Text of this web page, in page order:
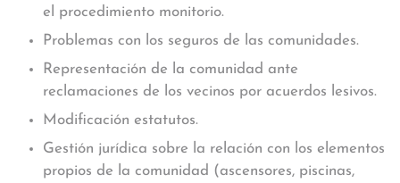
el procedimiento monitorio.
Problemas con los seguros de las comunidades.
Representación de la comunidad ante
reclamaciones de los vecinos por acuerdos lesivos.
Modificación estatutos.
Gestión jurídica sobre la relación con los elementos
propios de la comunidad (ascensores, piscinas,